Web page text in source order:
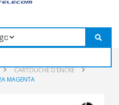
CARTOUCHE D'ENCRE
MAGENTA